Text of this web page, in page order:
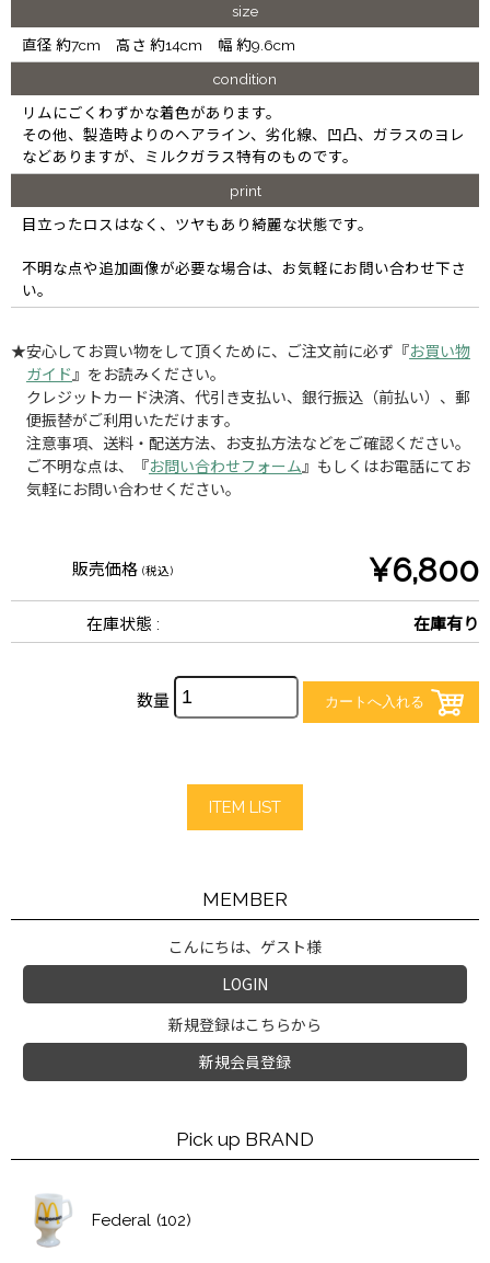
size
直径 約7cm 高さ 約14cm 幅 約9.6cm
condition
リムにごくわずかな着色があります。
その他、製造時よりのヘアライン、劣化線、凹凸、ガラスのヨレ
などありますが、ミルクガラス特有のものです。
print
目立ったロスはなく、ツヤもあり綺麗な状態です。
不明な点や追加画像が必要な場合は、お気軽にお問い合わせ下さ
い。
★安心してお買い物をして頂くために、ご注文前に必ず『お買い物
ガイド 』をお読みください。
クレジットカード決済、代引き支払い、銀行振込（前払い）、郵
便振替がご利用いただけます。
注意事項、送料・配送方法、お支払方法などをご確認ください。
ご不明な点は、『お問い合わせフォーム 』もしくはお電話にてお
気軽にお問い合わせください。
販売価格 (税込) ¥6,800
在庫状態 : 在庫有り
数量
ITEM LIST
MEMBER
こんにちは、ゲスト様
LOGIN
新規登録はこちらから
新規会員登録
Pick up BRAND
Federal (102)